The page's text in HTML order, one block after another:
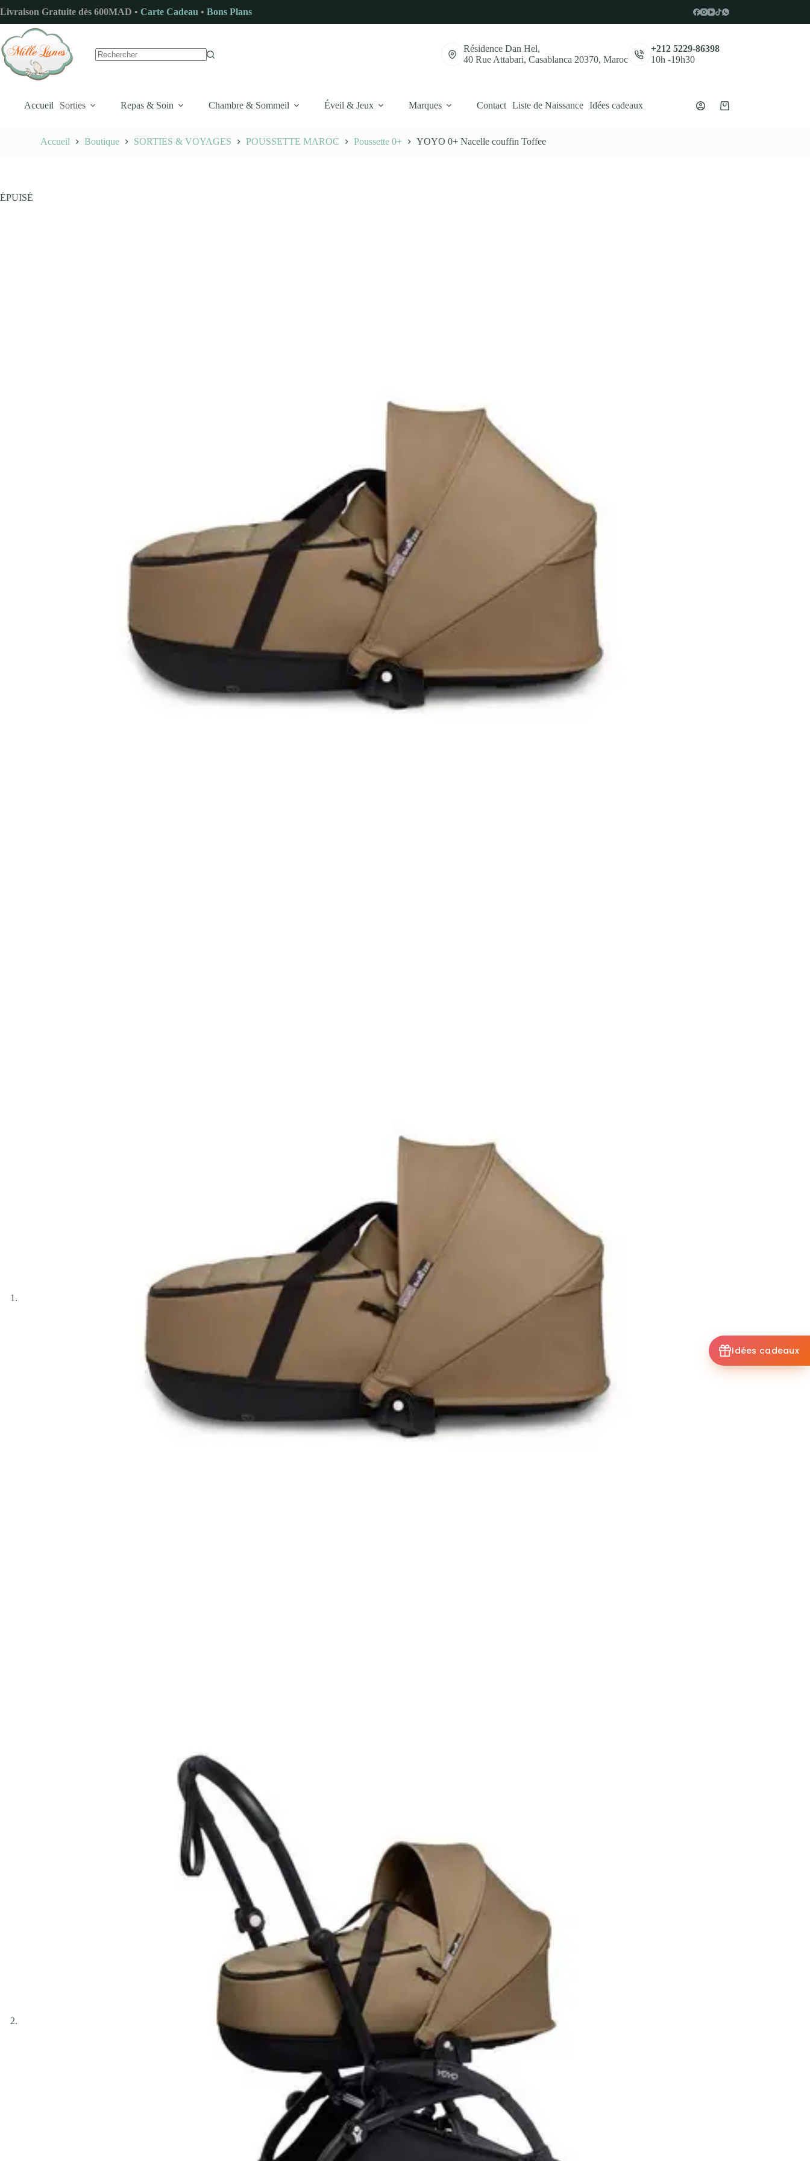
au
contenu
Livraison Gratuite dès 600MAD • Carte Cadeau • Bons Plans
Résidence Dan Hel,
40 Rue Attabari, Casablanca 20370, Maroc
+212 5229-86398
10h -19h30
Accueil Sorties Repas & Soin Chambre & Sommeil Éveil & Jeux Marques Contact Liste de Naissance Idées cadeaux
Panier
Accueil Boutique SORTIES & VOYAGES POUSSETTE MAROC Poussette 0+ YOYO 0+ Nacelle couffin Toffee
ÉPUISÉ
Idées cadeaux